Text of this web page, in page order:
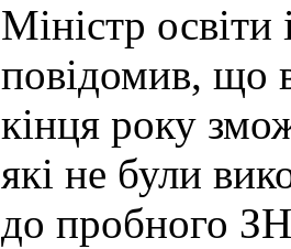
Міністр
повідомив, що
кінця року
які не були
до пробного